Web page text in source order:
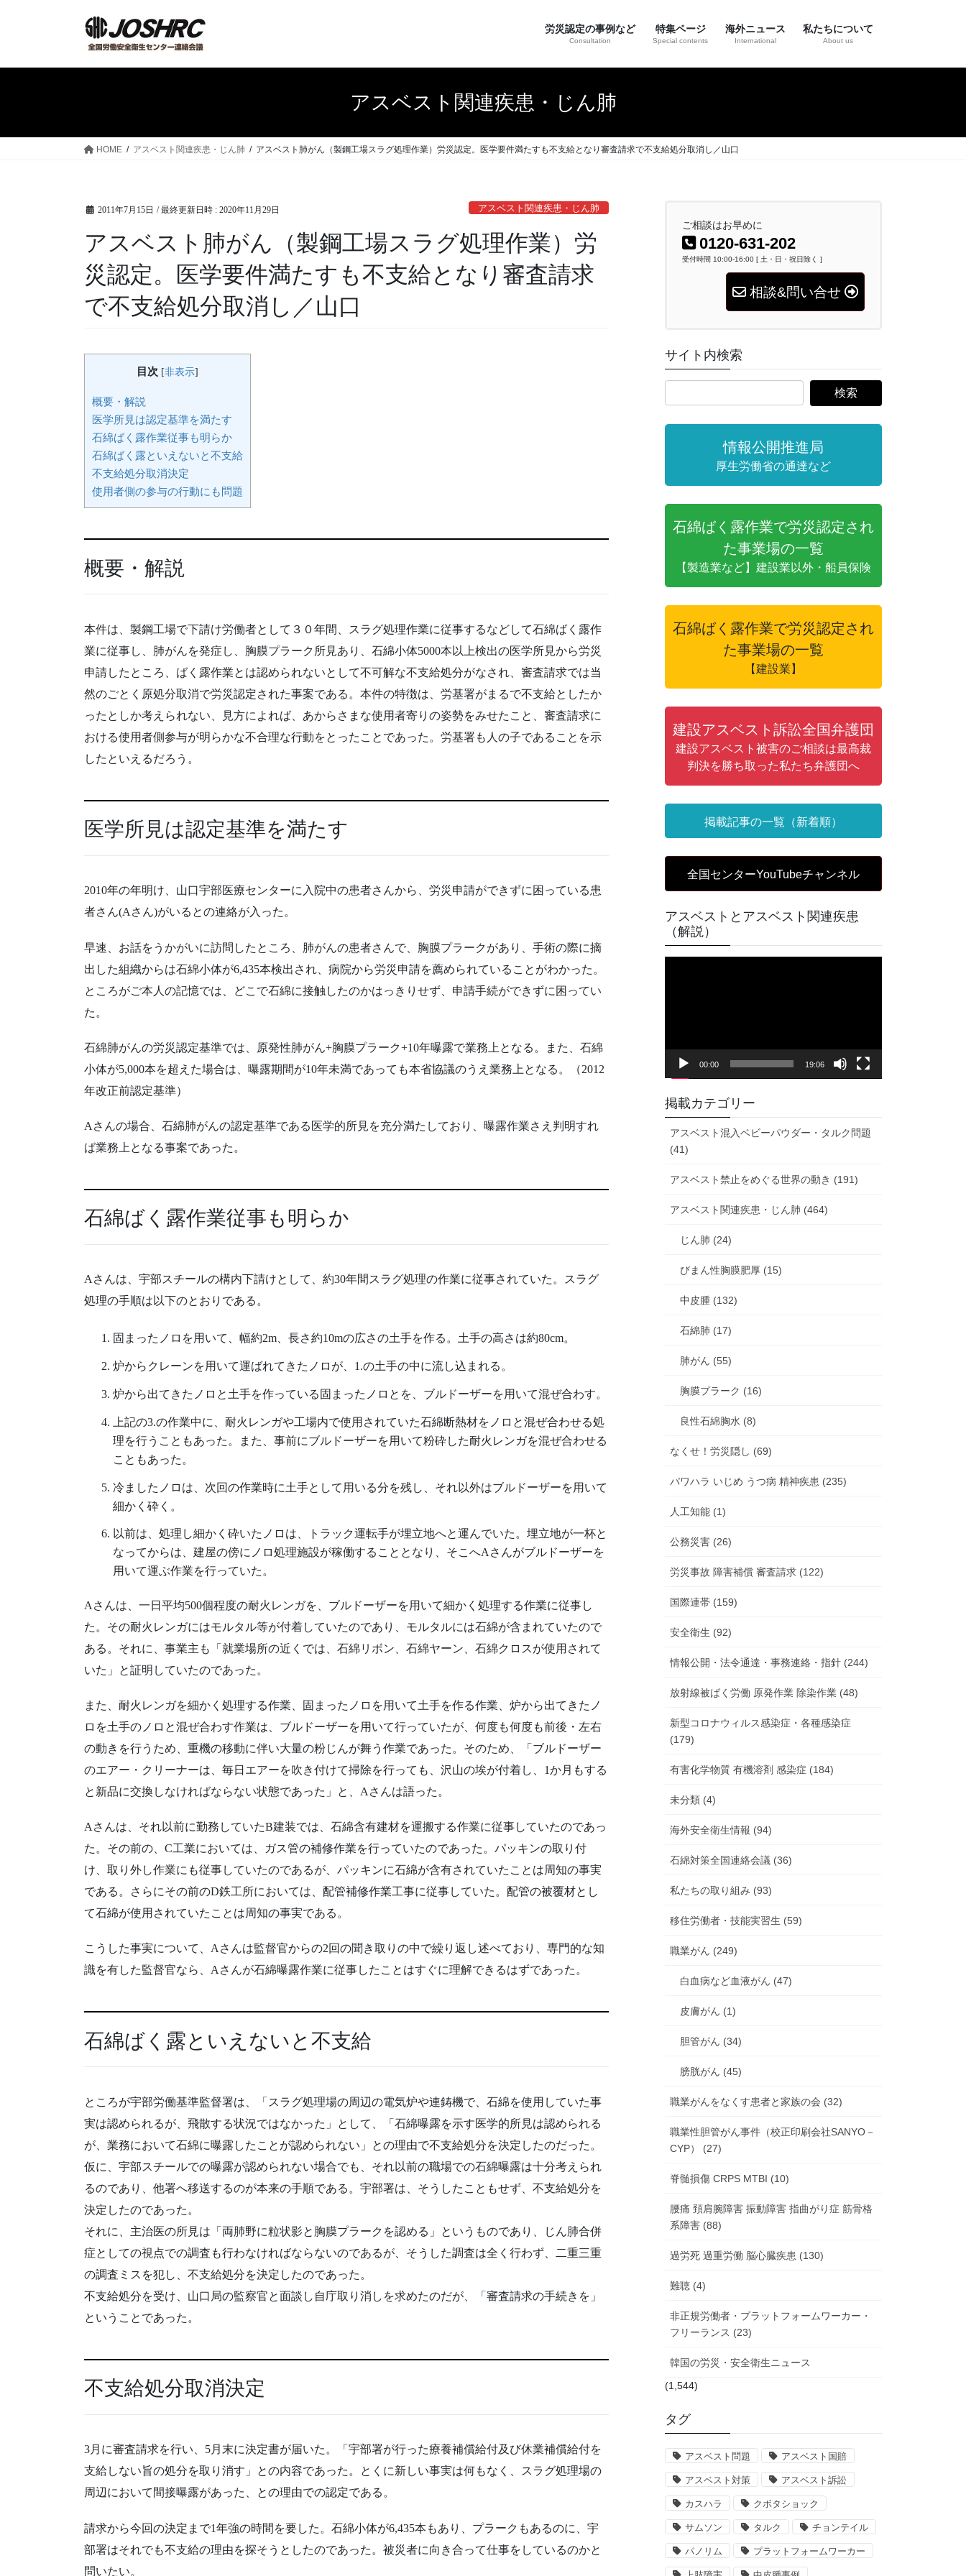
労災認定の事例など
Consultation
特集ページ
Special contents
海外ニュース
International
私たちについて
About us
アスベスト関連疾患・じん肺
HOME アスベスト関連疾患・じん肺 アスベスト肺がん（製鋼工場スラグ処理作業）労災認定。医学要件満たすも不支給となり審査請求で不支給処分取消し／山口
2011年7月15日 / 最終更新日時 : 2020年11月29日 アスベスト関連疾患・じん肺
アスベスト肺がん（製鋼工場スラグ処理作業）労
災認定。医学要件満たすも不支給となり審査請求
で不支給処分取消し／山口
目次 [非表示]
概要・解説
医学所見は認定基準を満たす
石綿ばく露作業従事も明らか
石綿ばく露といえないと不支給
不支給処分取消決定
使用者側の参与の行動にも問題
概要・解説
本件は、製鋼工場で下請け労働者として３０年間、スラグ処理作業に従事するなどして石綿ばく露作
業に従事し、肺がんを発症し、胸膜プラーク所見あり、石綿小体5000本以上検出の医学所見から労災
申請したところ、ばく露作業とは認められないとして不可解な不支給処分がなされ、審査請求では当
然のごとく原処分取消で労災認定された事案である。本件の特徴は、労基署がまるで不支給としたか
ったとしか考えられない、見方によれば、あからさまな使用者寄りの姿勢をみせたこと、審査請求に
おける使用者側参与が明らかな不合理な行動をとったことであった。労基署も人の子であることを示
したといえるだろう。
医学所見は認定基準を満たす
2010年の年明け、山口宇部医療センターに入院中の患者さんから、労災申請ができずに困っている患
者さん(Aさん)がいるとの連絡が入った。
早速、お話をうかがいに訪問したところ、肺がんの患者さんで、胸膜プラークがあり、手術の際に摘
出した組織からは石綿小体が6,435本検出され、病院から労災申請を薦められていることがわかった。
ところがご本人の記憶では、どこで石綿に接触したのかはっきりせず、申請手続ができずに困ってい
た。
石綿肺がんの労災認定基準では、原発性肺がん+胸膜プラーク+10年曝露で業務上となる。また、石綿
小体が5,000本を超えた場合は、曝露期間が10年未満であっても本省協議のうえ業務上となる。（2012
年改正前認定基準）
Aさんの場合、石綿肺がんの認定基準である医学的所見を充分満たしており、曝露作業さえ判明すれ
ば業務上となる事案であった。
石綿ばく露作業従事も明らか
Aさんは、宇部スチールの構内下請けとして、約30年間スラグ処理の作業に従事されていた。スラグ
処理の手順は以下のとおりである。
固まったノロを用いて、幅約2m、長さ約10mの広さの土手を作る。土手の高さは約80cm。
炉からクレーンを用いて運ばれてきたノロが、1.の土手の中に流し込まれる。
炉から出てきたノロと土手を作っている固まったノロとを、ブルドーザーを用いて混ぜ合わす。
上記の3.の作業中に、耐火レンガや工場内で使用されていた石綿断熱材をノロと混ぜ合わせる処
理を行うこともあった。また、事前にブルドーザーを用いて粉砕した耐火レンガを混ぜ合わせる
こともあった。
冷ましたノロは、次回の作業時に土手として用いる分を残し、それ以外はブルドーザーを用いて
細かく砕く。
以前は、処理し細かく砕いたノロは、トラック運転手が埋立地へと運んでいた。埋立地が一杯と
なってからは、建屋の傍にノロ処理施設が稼働することとなり、そこへAさんがブルドーザーを
用いて運ぶ作業を行っていた。
Aさんは、一日平均500個程度の耐火レンガを、ブルドーザーを用いて細かく処理する作業に従事し
た。その耐火レンガにはモルタル等が付着していたのであり、モルタルには石綿が含まれていたので
ある。それに、事業主も「就業場所の近くでは、石綿リボン、石綿ヤーン、石綿クロスが使用されて
いた」と証明していたのであった。
また、耐火レンガを細かく処理する作業、固まったノロを用いて土手を作る作業、炉から出てきたノ
ロを土手のノロと混ぜ合わす作業は、ブルドーザーを用いて行っていたが、何度も何度も前後・左右
の動きを行うため、重機の移動に伴い大量の粉じんが舞う作業であった。そのため、「ブルドーザー
のエアー・クリーナーは、毎日エアーを吹き付けて掃除を行っても、沢山の埃が付着し、1か月もする
と新品に交換しなければならない状態であった」と、Aさんは語った。
Aさんは、それ以前に勤務していたB建装では、石綿含有建材を運搬する作業に従事していたのであっ
た。その前の、C工業においては、ガス管の補修作業を行っていたのであった。パッキンの取り付
け、取り外し作業にも従事していたのであるが、パッキンに石綿が含有されていたことは周知の事実
である。さらにその前のD鉄工所においては、配管補修作業工事に従事していた。配管の被覆材とし
て石綿が使用されていたことは周知の事実である。
こうした事実について、Aさんは監督官からの2回の聞き取りの中で繰り返し述べており、専門的な知
識を有した監督官なら、Aさんが石綿曝露作業に従事したことはすぐに理解できるはずであった。
石綿ばく露といえないと不支給
ところが宇部労働基準監督署は、「スラグ処理場の周辺の電気炉や連鋳機で、石綿を使用していた事
実は認められるが、飛散する状況ではなかった」として、「石綿曝露を示す医学的所見は認められる
が、業務において石綿に曝露したことが認められない」との理由で不支給処分を決定したのだった。
仮に、宇部スチールでの曝露が認められない場合でも、それ以前の職場での石綿曝露は十分考えられ
るのであり、他署へ移送するのが本来の手順である。宇部署は、そうしたこともせず、不支給処分を
決定したのであった。
それに、主治医の所見は「両肺野に粒状影と胸膜プラークを認める」というものであり、じん肺合併
症としての視点での調査も行わなければならないのであるが、そうした調査は全く行わず、二重三重
の調査ミスを犯し、不支給処分を決定したのであった。
不支給処分を受け、山口局の監察官と面談し自庁取り消しを求めたのだが、「審査請求の手続きを」
ということであった。
不支給処分取消決定
3月に審査請求を行い、5月末に決定書が届いた。「宇部署が行った療養補償給付及び休業補償給付を
支給しない旨の処分を取り消す」との内容であった。とくに新しい事実は何もなく、スラグ処理場の
周辺において間接曝露があった、との理由での認定である。
請求から今回の決定まで1年強の時間を要した。石綿小体が6,435本もあり、プラークもあるのに、宇
部署はそれでも不支給の理由を探そうとしたのであった。被災者に向き合って仕事をしているのかと
問いたい。
ご相談はお早めに
0120-631-202
受付時間 10:00-16:00 [ 土・日・祝日除く ]
相談&問い合せ
サイト内検索
情報公開推進局
厚生労働省の通達など
石綿ばく露作業で労災認定され
た事業場の一覧
【製造業など】建設業以外・船員保険
石綿ばく露作業で労災認定され
た事業場の一覧
【建設業】
建設アスベスト訴訟全国弁護団
建設アスベスト被害のご相談は最高裁
判決を勝ち取った私たち弁護団へ
掲載記事の一覧（新着順）
全国センターYouTubeチャンネル
アスベストとアスベスト関連疾患
（解説）
ヤ
00:00 19:06
掲載カテゴリー
アスベスト混入ベビーパウダー・タルク問題
(41)
アスベスト禁止をめぐる世界の動き (191)
アスベスト関連疾患・じん肺 (464)
じん肺 (24)
びまん性胸膜肥厚 (15)
中皮腫 (132)
石綿肺 (17)
肺がん (55)
胸膜プラーク (16)
良性石綿胸水 (8)
なくせ！労災隠し (69)
パワハラ いじめ うつ病 精神疾患 (235)
人工知能 (1)
公務災害 (26)
労災事故 障害補償 審査請求 (122)
国際連帯 (159)
安全衛生 (92)
情報公開・法令通達・事務連絡・指針 (244)
放射線被ばく労働 原発作業 除染作業 (48)
新型コロナウィルス感染症・各種感染症
(179)
有害化学物質 有機溶剤 感染症 (184)
未分類 (4)
海外安全衛生情報 (94)
石綿対策全国連絡会議 (36)
私たちの取り組み (93)
移住労働者・技能実習生 (59)
職業がん (249)
白血病など血液がん (47)
皮膚がん (1)
胆管がん (34)
膀胱がん (45)
職業がんをなくす患者と家族の会 (32)
職業性胆管がん事件（校正印刷会社SANYO－
CYP） (27)
脊髄損傷 CRPS MTBI (10)
腰痛 頚肩腕障害 振動障害 指曲がり症 筋骨格
系障害 (88)
過労死 過重労働 脳心臓疾患 (130)
難聴 (4)
非正規労働者・プラットフォームワーカー・
フリーランス (23)
韓国の労災・安全衛生ニュース
(1,544)
タグ
アスベスト問題 アスベスト国賠
アスベスト対策 アスベスト訴訟
カスハラ クボタショック
サムソン タルク チョンテイル
パノリム プラットフォームワーカー